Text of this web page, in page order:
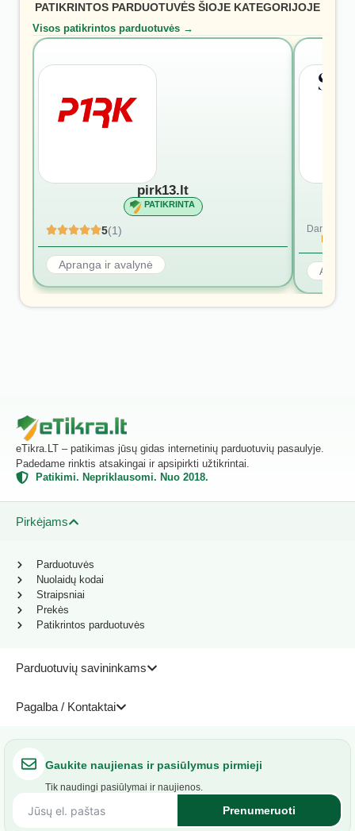
PATIKRINTOS PARDUOTUVĖS ŠIOJE KATEGORIJOJE
Visos patikrintos parduotuvės →
pirk13.lt
PATIKRINTA
5(1)
Apranga ir avalynė
Dar nėra
eTikra.LT – patikimas jūsų gidas internetinių parduotuvių pasaulyje.
Padedame rinktis atsakingai ir apsipirkti užtikrintai.
Patikimi. Nepriklausomi. Nuo 2018.
Pirkėjams
Parduotuvių savininkams
Pagalba / Kontaktai
Parduotuvės
Nuolaidų kodai
Straipsniai
Prekės
Patikrintos parduotuvės
Gaukite naujienas ir pasiūlymus pirmieji
Tik naudingi pasiūlymai ir naujienos.
Prenumeruoti